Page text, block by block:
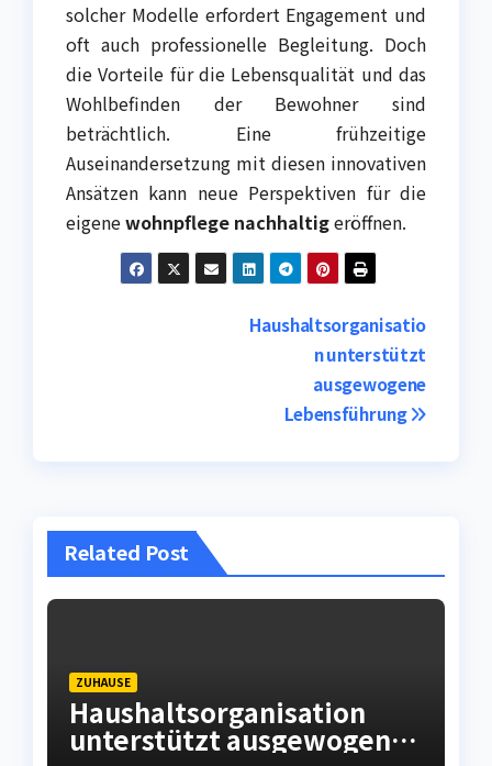
solcher Modelle erfordert Engagement und
oft auch professionelle Begleitung. Doch
die Vorteile für die Lebensqualität und das
Wohlbefinden der Bewohner sind
beträchtlich. Eine frühzeitige
Auseinandersetzung mit diesen innovativen
Ansätzen kann neue Perspektiven für die
eigenewohnpflege nachhaltigeröffnen.
Haushaltsorganisatio
n unterstützt
ausgewogene
Lebensführung
Related Post
ZUHAUSE
Haushaltsorganisation
unterstützt ausgewogene